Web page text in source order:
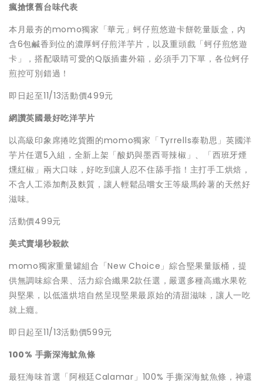
瘋搶懷舊台味代表
本月最夯的momo獨家「華元」蚵仔煎悠遊卡餅乾量販盒，內
含6包鹹香到位的濃厚蚵仔煎洋芋片，以及重頭戲「蚵仔煎悠遊
卡」，搭配吸睛可愛的Q版插畫外箱，必須手刀下單，各位蚵仔
煎控可別錯過！
即日起至11/13活動價499元
網讚英國最好吃洋芋片
以高級印象席捲吃貨圈的momo獨家「Tyrrells泰勒思」英國洋
芋片任選5入組，全新上架「酸奶與墨西哥辣椒」、「西班牙煙
燻紅椒」兩大口味，好吃到讓人忍不住舔手指！主打手工烘焙，
不含人工添加劑及麩質，讓人輕鬆品嚐女王等級馬鈴薯的天然好
滋味。
活動價499元
美式賣場秒殺款
momo獨家重量罐組合「New Choice」綜合堅果量販桶，提
供無調味綜合果、活力綜合纖果2款任選，嚴選多種高纖水果乾
與堅果，以低溫烘培自然呈現堅果最原始的清甜滋味，讓人一吃
就上癮。
即日起至11/13活動價599元
100% 手撕深海魷魚條
最狂海味首選「阿根廷Calamar」100% 手撕深海魷魚條，神還